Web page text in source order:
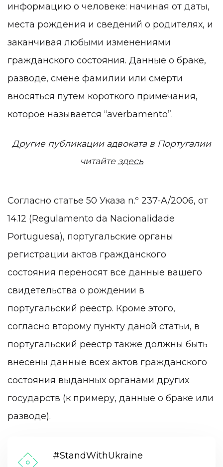
информацию о человеке: начиная от даты,
места рождения и сведений о родителях, и
заканчивая любыми изменениями
гражданского состояния. Данные о браке,
разводе, смене фамилии или смерти
вносяться путем короткого примечания,
которое называется “averbamento”.
Другие публикации адвоката в Португалии
читайте здесь
Согласно статье 50 Указа n.º 237-A/2006, от
14.12 (Regulamento da Nacionalidade
Portuguesa), португальские органы
регистрации актов гражданского
состояния переносят все данные вашего
свидетельства о рождении в
португальский реестр. Кроме этого,
согласно второму пункту даной статьи, в
португальский реестр также должны быть
внесены данные всех актов гражданского
состояния выданных органами других
государств (к примеру, данные о браке или
разводе).
#StandWithUkraine